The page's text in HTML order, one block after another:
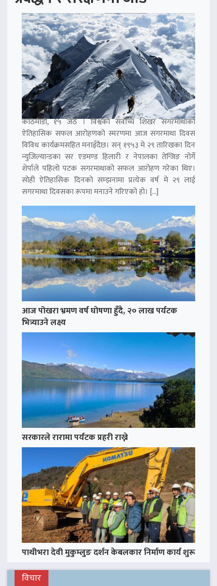
काठमाडौं, १५ जेठ । विश्वको सर्वोच्च शिखर सगरमाथाको
ऐतिहासिक सफल आरोहणको स्मरणमा आज सगरमाथा दिवस
विविध कार्यक्रमसहित मनाइँदैछ। सन् १९५३ मे २९ तारिखका दिन
न्युजिल्यान्डका सर एडमण्ड हिलारी र नेपालका तेन्जिङ नोर्गे
शेर्पाले पहिलो पटक सगरमाथाको सफल आरोहण गरेका थिए।
सोही ऐतिहासिक दिनको सम्झनामा प्रत्येक वर्ष मे २९ लाई
सगरमाथा दिवसका रूपमा मनाउने गरिएको हो। […]
आज पोखरा भ्रमण वर्ष घोषणा हुँदै, २० लाख पर्यटक
भित्र्याउने लक्ष्य
सरकारले रारामा पर्यटक प्रहरी राख्ने
पाथीभरा देवी मुकुम्लुङ दर्शन केबलकार निर्माण कार्य शुरू
विचार